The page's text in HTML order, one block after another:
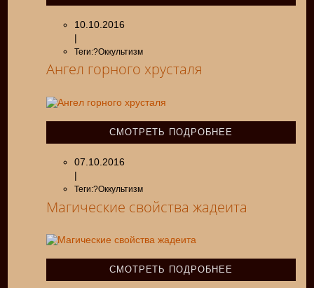
10.10.2016
|
Теги:?Оккультизм
Ангел горного хрусталя
СМОТРЕТЬ ПОДРОБНЕЕ
07.10.2016
|
Теги:?Оккультизм
Магические свойства жадеита
СМОТРЕТЬ ПОДРОБНЕЕ